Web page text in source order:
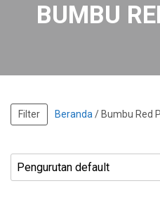
BUMBU
Filter Beranda / Bumbu Red